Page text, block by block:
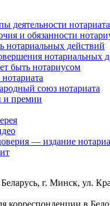
деятельности нотариата
и обязанности
нотариальных действий
нотариальных
быть нотариусом
союз нотариата
и премии
— издание
г. Минск, ул.